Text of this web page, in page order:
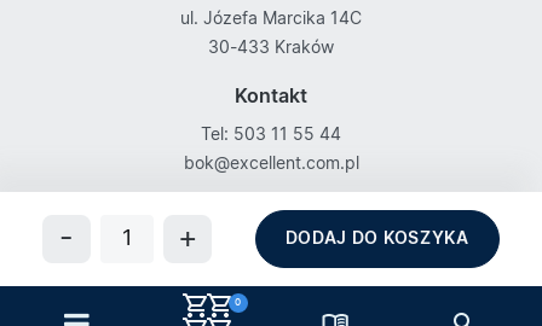
0
DODAJ DO KOSZYKA
ul. Józefa Marcika 14C
30-433 Kraków
Kontakt
Tel: 503 11 55 44
bok@excellent.com.pl
Obserwuj nas na